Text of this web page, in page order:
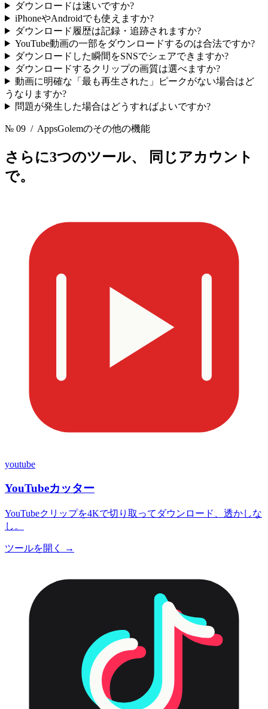
ダウンロードは速いですか?
iPhoneやAndroidでも使えますか?
ダウンロード履歴は記録・追跡されますか?
YouTube動画の一部をダウンロードするのは合法ですか?
ダウンロードした瞬間をSNSでシェアできますか?
ダウンロードするクリップの画質は選べますか?
動画に明確な「最も再生された」ピークがない場合はど
うなりますか?
問題が発生した場合はどうすればよいですか?
№ 09 / AppsGolemのその他の機能
さらに3つのツール、
同じアカウント
で。
youtube
YouTubeカッター
YouTubeクリップを4Kで切り取ってダウンロード、透かしな
し。
ツールを開く →